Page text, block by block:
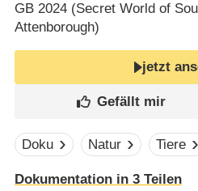
GB2024 (Secret World of
Attenborough)
jetzt
Doku Natur Tiere
Dokumentation in 3 Teilen